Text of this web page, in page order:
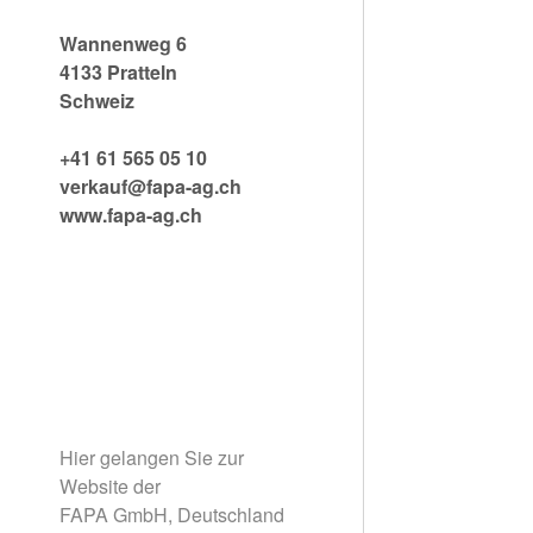
Wannenweg 6
4133 Pratteln
Schweiz
+41 61 565 05 10
verkauf@fapa-ag.ch
www.fapa-ag.ch
Hier gelangen Sie zur
Website der
FAPA GmbH, Deutschland